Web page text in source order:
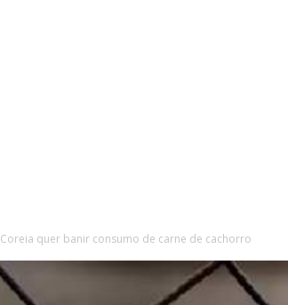
Coreia quer banir consumo de carne de cachorro